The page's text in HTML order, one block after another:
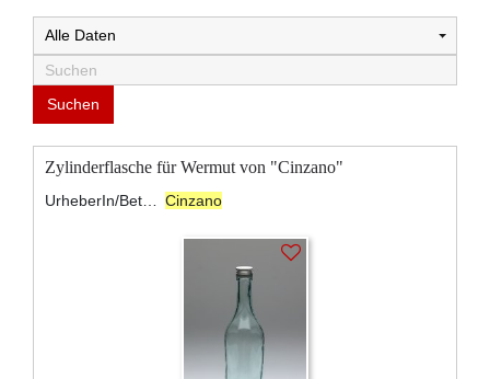
Zylinderflasche für Wermut von "Cinzano"
Cinzano